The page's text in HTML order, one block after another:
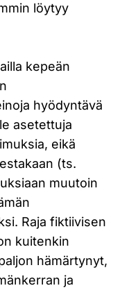
löytyy
kepeän
hyödyntävä
asetettuja
eikä
(ts.
muutoin
Raja fiktiivisen
kuitenkin
hämärtynyt,
ja